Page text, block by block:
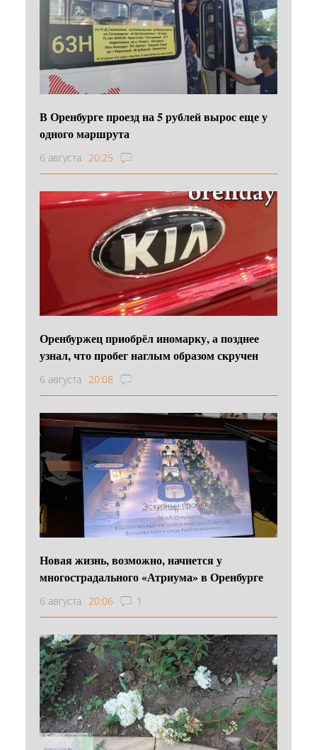
В Оренбурге проезд на 5 рублей вырос еще у
одного маршрута
6 августа 20:25
Оренбуржец приобрёл иномарку, а позднее
узнал, что пробег наглым образом скручен
6 августа 20:08
Новая жизнь, возможно, начнется у
многострадального «Атриума» в Оренбурге
6 августа 20:06 1